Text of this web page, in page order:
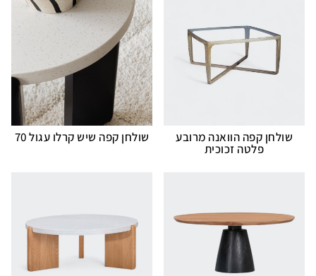
שולחן קפה הוואנה מרובע
פלטה זכוכית
שולחן קפה שיש קרלו עגול 70